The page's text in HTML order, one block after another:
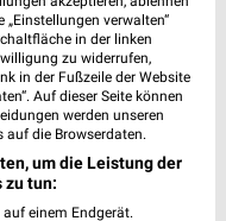
verwalten“
in der linken
zu widerrufen,
in der Fußzeile der Website
Auf dieser Seite können
werden unseren
die Browserdaten.
um die Leistung der
zu tun:
einem Endgerät.